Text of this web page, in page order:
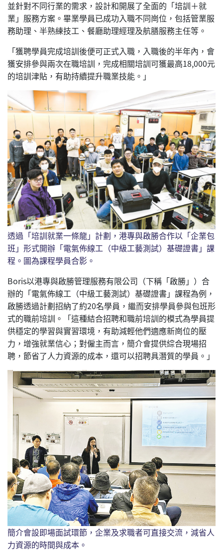
並針對不同行業的需求，設計和開展了全面的「培訓＋就
業」服務方案。畢業學員已成功入職不同崗位，包括管業服
務助理、半熟練技工、餐廳助理經理及航膳服務主任等。
「獲聘學員完成培訓後便可正式入職，入職後的半年內，會
獲安排參與兩次在職培訓，完成相關培訓可獲最高18,000元
的培訓津貼，有助持續提升職業技能。」
透過「培訓就業一條龍」計劃，港專與啟勝合作以「企業包
班」形式開辦「電氣佈線工（中級工藝測試）基礎證書」課
程。圖為課程學員合影。
Boris以港專與啟勝管理服務有限公司（下稱「啟勝」）合
辦的「電氣佈線工（中級工藝測試）基礎證書」課程為例，
啟勝透過計劃招納了約20名學員，繼而安排學員參與包班形
式的職前培訓。「這種結合招聘和職前培訓的模式為學員提
供穩定的學習與實習環境，有助減輕他們適應新崗位的壓
力，增強就業信心；對僱主而言，簡介會提供綜合現場招
聘，節省了人力資源的成本，還可以招聘具潛質的學員。」
簡介會設即場面試環節，企業及求職者可直接交流，減省人
力資源的時間與成本。